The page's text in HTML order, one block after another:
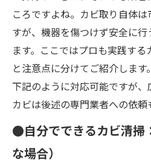
ころですよね。カビ取り自体
すが、機器を傷つけず安全に
ます。ここではプロも実践す
と注意点に分けてご紹介しま
下記のように対応可能ですが
カビは後述の専門業者への依頼
●自分でできるカビ清掃
な場合）